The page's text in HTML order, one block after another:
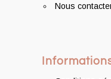
Nous